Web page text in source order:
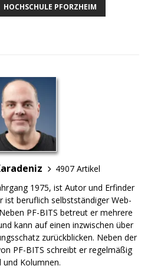
HOCHSCHULE PFORZHEIM
4907 Artikel
1975, ist Autor und Erfinder
ist beruflich selbstständiger Web-
PF-BITS betreut er mehrere
kann auf einen inzwischen über
zurückblicken. Neben der
PF-BITS schreibt er regelmäßig
und Kolumnen.